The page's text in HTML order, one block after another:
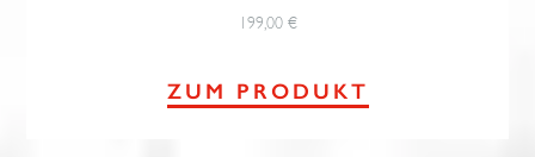
199,00 €
ZUM PRODUKT